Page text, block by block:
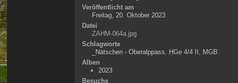
Veröffentlicht am
Freitag, 20. Oktober 2023
Datei
ZAHM-064a.jpg
Schlagworte
_Nätschen - Oberalppass, HGe 4/4 II , MGB
Alben
2023
Besuche